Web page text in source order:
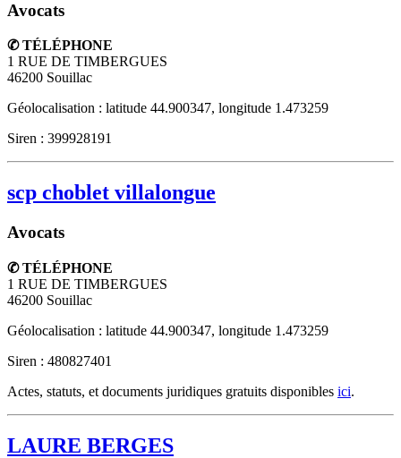
Avocats
✆ TÉLÉPHONE
1 RUE DE TIMBERGUES
46200 Souillac
Géolocalisation : latitude 44.900347, longitude 1.473259
Siren : 399928191
scp choblet villalongue
Avocats
✆ TÉLÉPHONE
1 RUE DE TIMBERGUES
46200 Souillac
Géolocalisation : latitude 44.900347, longitude 1.473259
Siren : 480827401
Actes, statuts, et documents juridiques gratuits disponibles ici.
LAURE BERGES